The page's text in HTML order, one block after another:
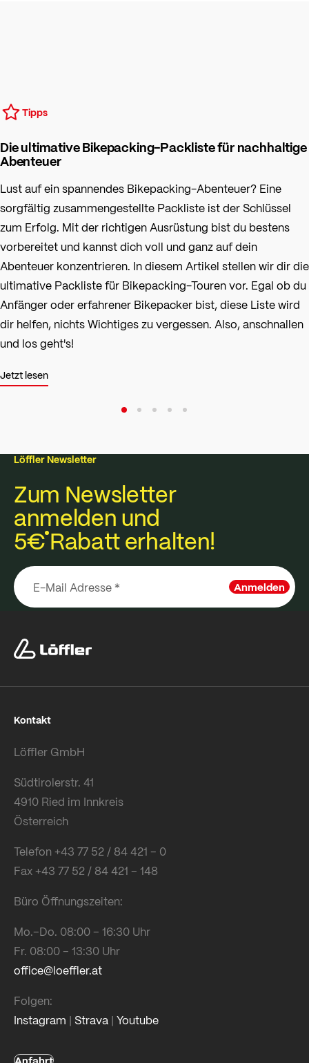
Tipps
Die ultimative Bikepacking-Packliste für nachhaltige
Abenteuer
Lust auf ein spannendes Bikepacking-Abenteuer? Eine
sorgfältig zusammengestellte Packliste ist der Schlüssel
zum Erfolg. Mit der richtigen Ausrüstung bist du bestens
vorbereitet und kannst dich voll und ganz auf dein
Abenteuer konzentrieren. In diesem Artikel stellen wir dir die
ultimative Packliste für Bikepacking-Touren vor. Egal ob du
Anfänger oder erfahrener Bikepacker bist, diese Liste wird
dir helfen, nichts Wichtiges zu vergessen. Also, anschnallen
und los geht's!
Jetzt lesen
Löffler Newsletter
Zum Newsletter
anmelden und
5€Rabatt erhalten!
Anmelden
Kontakt
Löffler GmbH
Südtirolerstr. 41
4910 Ried im Innkreis
Österreich
Telefon +43 77 52 / 84 421 – 0
Fax +43 77 52 / 84 421 – 148
Büro Öffnungszeiten:
Mo.–Do. 08:00 – 16:30 Uhr
Fr. 08:00 – 13:30 Uhr
office@loeffler.at
Folgen:
Instagram | Strava | Youtube